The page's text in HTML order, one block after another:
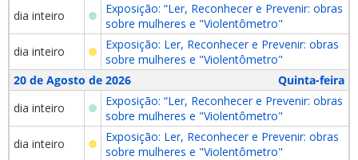
dia inteiro
Exposição: “Ler, Reconhecer e Prevenir: obras
sobre mulheres e "Violentômetro"
dia inteiro
Exposição: Ler, Reconhecer e Prevenir: obras
sobre mulheres e "Violentômetro"
20 de Agosto de 2026
Quinta-feira
dia inteiro
Exposição: “Ler, Reconhecer e Prevenir: obras
sobre mulheres e "Violentômetro"
dia inteiro
Exposição: Ler, Reconhecer e Prevenir: obras
sobre mulheres e "Violentômetro"